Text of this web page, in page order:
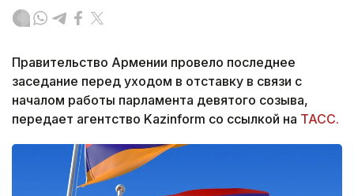
Правительство Армении провело последнее
заседание перед уходом в отставку в связи с
началом работы парламента девятого созыва,
передает агентство Kazinform со ссылкой на ТАСС.